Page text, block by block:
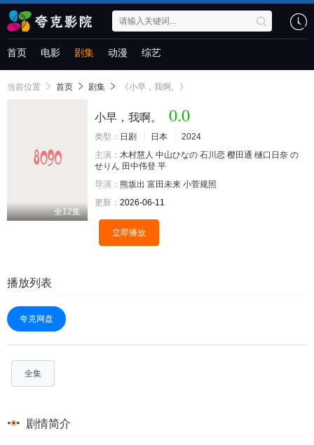
首页 电影 剧集 动漫 综艺
当前位置 首页 剧集 《小早，我啊。》
全12集
小早，我啊。 0.0
类型： 日剧 日本
2024
主演： 木村慧人 中山ひなの 石川恋 樱田通 樋口日奈 の
せりん 田中伟登 平
导演： 熊坂出 富田未来 小菅规照
更新： 2026-06-11
立即播放
播放列表
夸克网盘
全集
剧情简介